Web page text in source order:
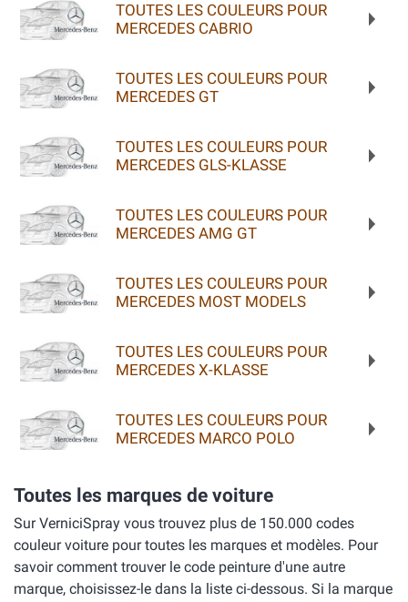
TOUTES LES COULEURS POUR
MERCEDES CABRIO
TOUTES LES COULEURS POUR
MERCEDES GT
TOUTES LES COULEURS POUR
MERCEDES GLS-KLASSE
TOUTES LES COULEURS POUR
MERCEDES AMG GT
TOUTES LES COULEURS POUR
MERCEDES MOST MODELS
TOUTES LES COULEURS POUR
MERCEDES X-KLASSE
TOUTES LES COULEURS POUR
MERCEDES MARCO POLO
Toutes les marques de voiture
Sur VerniciSpray vous trouvez plus de 150.000 codes
couleur voiture pour toutes les marques et modèles. Pour
savoir comment trouver le code peinture d'une autre
marque, choisissez-le dans la liste ci-dessous. Si la marque